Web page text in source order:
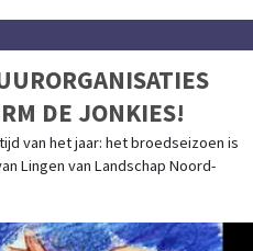
DE JONKIES!
van het jaar: het broedseizoen is
Lingen van Landschap Noord-